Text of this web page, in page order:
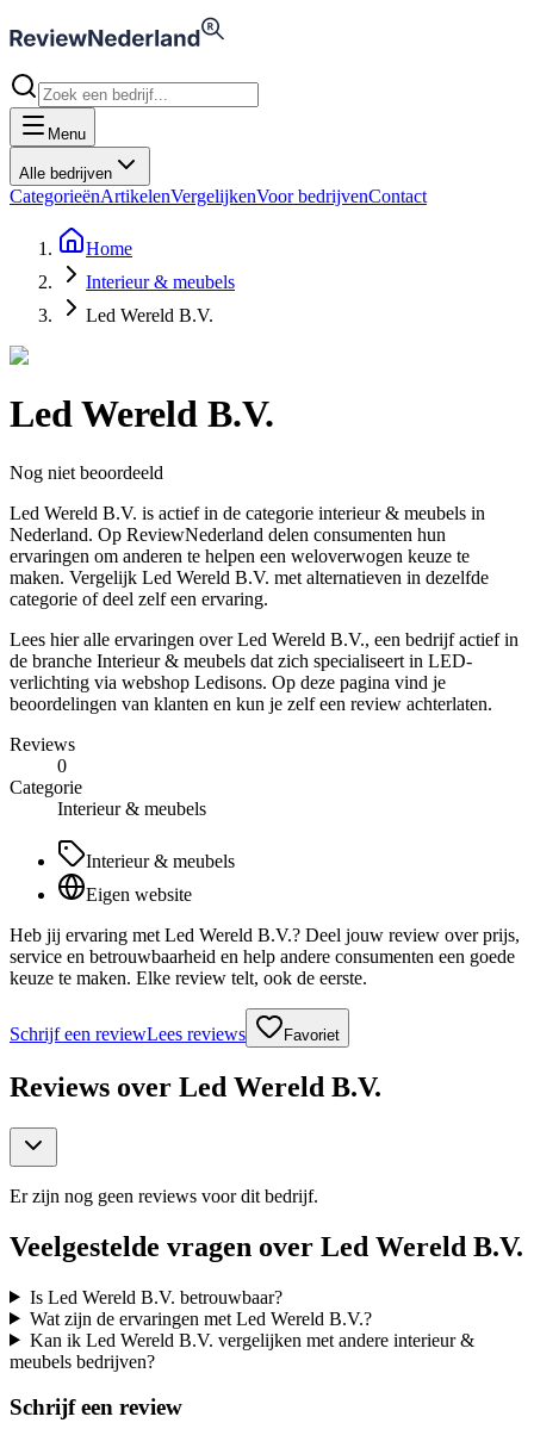
Menu
Alle bedrijven
CategorieënArtikelenVergelijkenVoor bedrijvenContact
Home
Interieur & meubels
Led Wereld B.V.
Led Wereld B.V.
Nog niet beoordeeld
Led Wereld B.V. is actief in de categorie interieur & meubels in
Nederland. Op ReviewNederland delen consumenten hun
ervaringen om anderen te helpen een weloverwogen keuze te
maken. Vergelijk Led Wereld B.V. met alternatieven in dezelfde
categorie of deel zelf een ervaring.
Lees hier alle ervaringen over Led Wereld B.V., een bedrijf actief in
de branche Interieur & meubels dat zich specialiseert in LED-
verlichting via webshop Ledisons. Op deze pagina vind je
beoordelingen van klanten en kun je zelf een review achterlaten.
Reviews
0
Categorie
Interieur & meubels
Interieur & meubels
Eigen website
Heb jij ervaring met Led Wereld B.V.? Deel jouw review over prijs,
service en betrouwbaarheid en help andere consumenten een goede
keuze te maken. Elke review telt, ook de eerste.
Schrijf een reviewLees reviews Favoriet
Reviews over Led Wereld B.V.
Er zijn nog geen reviews voor dit bedrijf.
Veelgestelde vragen over Led Wereld B.V.
Is Led Wereld B.V. betrouwbaar?
Wat zijn de ervaringen met Led Wereld B.V.?
Kan ik Led Wereld B.V. vergelijken met andere interieur &
meubels bedrijven?
Schrijf een review